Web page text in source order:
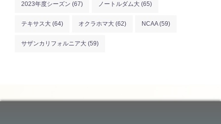
2023年度シーズン (67) ノートルダム大 (65)
テキサス大 (64) オクラホマ大 (62) NCAA(59)
サザンカリフォルニア大 (59)